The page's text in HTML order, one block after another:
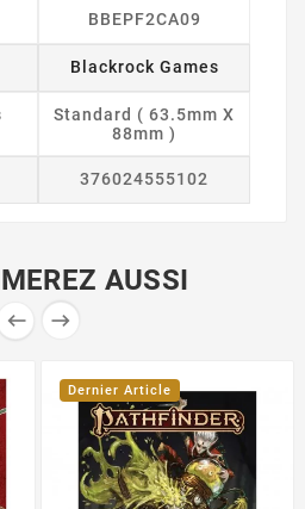
BBEPF2CA09
Blackrock Games
Standard ( 63.5mm X
88mm )
376024555102
AUSSI
 
Dernier Article